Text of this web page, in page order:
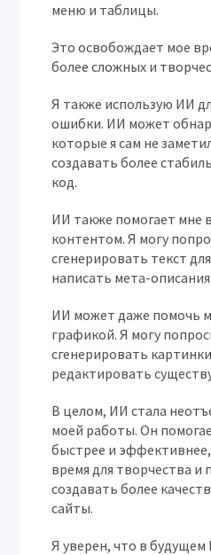
меню и таблицы.
Это освобождает мое
более сложных и
Я также использую ИИ
ошибки. ИИ может
которые я сам не
создавать более
код.
ИИ также помогает мне
контентом. Я могу
сгенерировать текст
написать мета-
ИИ может даже помочь
графикой. Я могу
сгенерировать
редактировать
В целом, ИИ стала
моей работы. Он
быстрее и
время для творчества и
создавать более
сайты.
Я уверен, что в